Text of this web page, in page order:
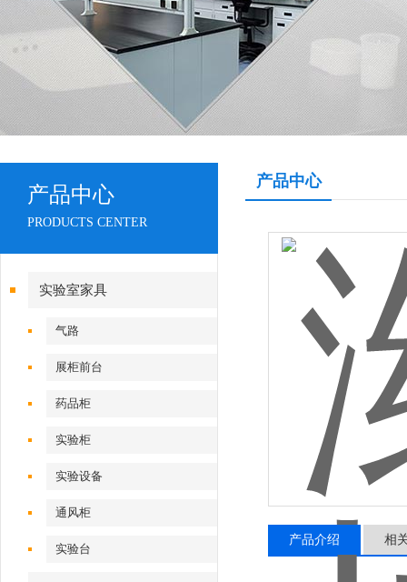
产品中心
PRODUCTS CENTER
实验室家具
气路
展柜前台
药品柜
实验柜
实验设备
通风柜
实验台
产品中心
产品介绍 相